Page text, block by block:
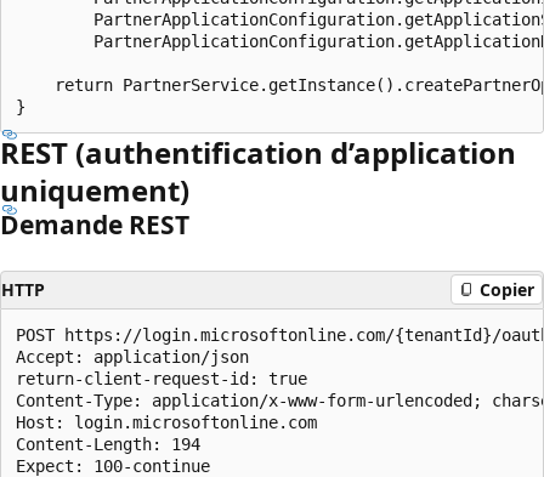
return
REST (authentification d’application
uniquement)
Demande REST
HTTP Copier
POST https://login.microsoftonline.com/{tenantId}/
Accept: application/json
return-client-request-id: true
Content-Type: application/x-www-form-urlencoded;
Host: login.microsoftonline.com
Content-Length: 194
Expect: 100-continue